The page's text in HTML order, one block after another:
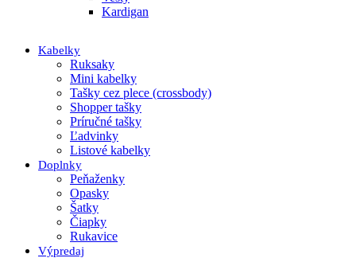
Kardigan
Kabelky
Ruksaky
Mini kabelky
Tašky cez plece (crossbody)
Shopper tašky
Príručné tašky
Ľadvinky
Listové kabelky
Doplnky
Peňaženky
Opasky
Šatky
Čiapky
Rukavice
Výpredaj